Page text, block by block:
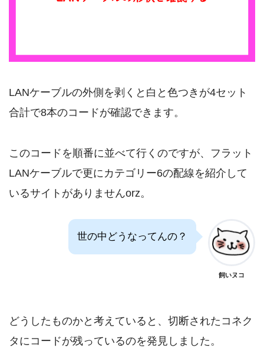
LANケーブルの外側を剥くと白と色つきが4セット
合計で8本のコードが確認できます。
このコードを順番に並べて行くのですが、フラット
LANケーブルで更にカテゴリー6の配線を紹介して
いるサイトがありませんorz。
世の中どうなってんの？
飼いヌコ
どうしたものかと考えていると、切断されたコネク
タにコードが残っているのを発見しました。